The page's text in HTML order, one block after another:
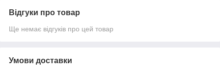
Відгуки про товар
Ще немає відгуків про цей товар
Умови доставки